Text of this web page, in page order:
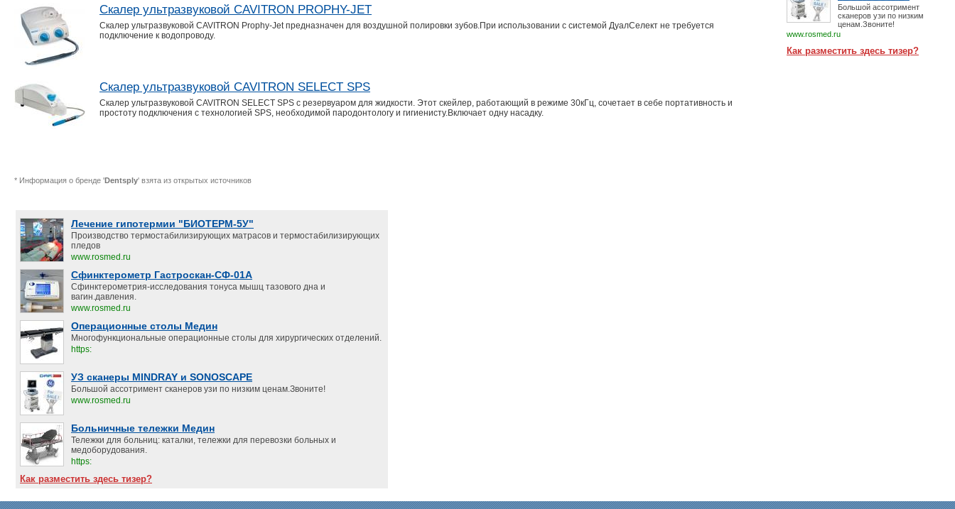
Большой ассотримент
сканеров узи по низким
ценам.Звоните!
www.rosmed.ru
Как разместить здесь тизер?
Скалер ультразвуковой CAVITRON PROPHY-JET
Скалер ультразвуковой CAVITRON Prophy-Jet предназначен для воздушной полировки зубов.При использовании с системой ДуалСелект не требуется
подключение к водопроводу.
Скалер ультразвуковой CAVITRON SELECT SPS
Скалер ультразвуковой CAVITRON SELECT SPS с резервуаром для жидкости. Этот скейлер, работающий в режиме 30кГц, сочетает в себе портативность и
простоту подключения с технологией SPS, необходимой пародонтологу и гигиенисту.Включает одну насадку.
* Информация о бренде 'Dentsply' взята из открытых источников
Лечение гипотермии "БИОТЕРМ-5У"
Производство термостабилизирующих матрасов и термостабилизирующих
пледов
www.rosmed.ru
Сфинктерометр Гастроскан-СФ-01А
Сфинктерометрия-исследования тонуса мышц тазового дна и
вагин.давления.
www.rosmed.ru
Операционные столы Медин
Многофункциональные операционные столы для хирургических отделений.
https:
УЗ сканеры MINDRAY и SONOSCAPE
Большой ассотримент сканеров узи по низким ценам.Звоните!
www.rosmed.ru
Больничные тележки Медин
Тележки для больниц: каталки, тележки для перевозки больных и
медоборудования.
https:
Как разместить здесь тизер?